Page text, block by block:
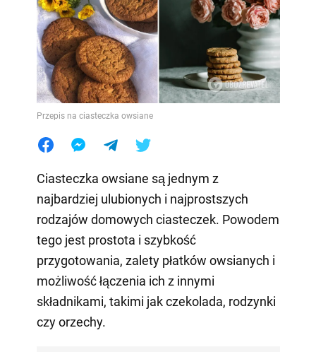
Przepis na ciasteczka owsiane
Ciasteczka owsiane są jednym z
najbardziej ulubionych i najprostszych
rodzajów domowych ciasteczek. Powodem
tego jest prostota i szybkość
przygotowania, zalety płatków owsianych i
możliwość łączenia ich z innymi
składnikami, takimi jak czekolada, rodzynki
czy orzechy.